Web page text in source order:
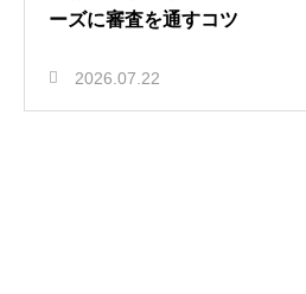
ーズに審査を通すコツ
2026.07.22